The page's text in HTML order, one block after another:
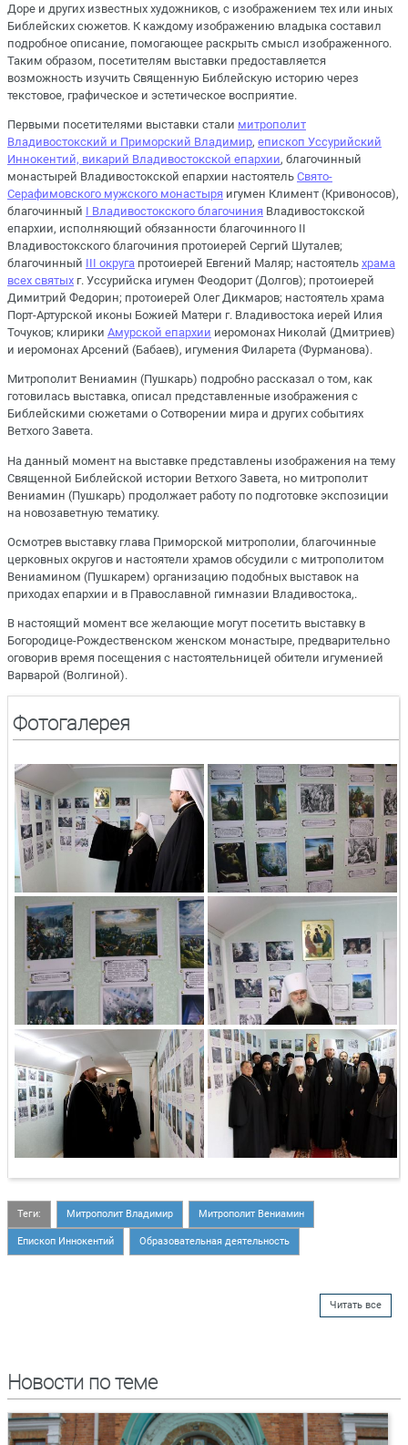
Доре и других известных художников, с изображением тех или иных
Библейских сюжетов. К каждому изображению владыка составил
подробное описание, помогающее раскрыть смысл изображенного.
Таким образом, посетителям выставки предоставляется
возможность изучить Священную Библейскую историю через
текстовое, графическое и эстетическое восприятие.
Первыми посетителями выставки стали митрополит
Владивостокский и Приморский Владимир, епископ Уссурийский
Иннокентий, викарий Владивостокской епархии, благочинный
монастырей Владивостокской епархии настоятель Свято-
Серафимовского мужского монастыря игумен Климент (Кривоносов),
благочинный I Владивостокского благочиния Владивостокской
епархии, исполняющий обязанности благочинного II
Владивостокского благочиния протоиерей Сергий Шуталев;
благочинный III округа протоиерей Евгений Маляр; настоятель храма
всех святых г. Уссурийска игумен Феодорит (Долгов); протоиерей
Димитрий Федорин; протоиерей Олег Дикмаров; настоятель храма
Порт-Артурской иконы Божией Матери г. Владивостока иерей Илия
Точуков; клирики Амурской епархии иеромонах Николай (Дмитриев)
и иеромонах Арсений (Бабаев), игумения Филарета (Фурманова).
Митрополит Вениамин (Пушкарь) подробно рассказал о том, как
готовилась выставка, описал представленные изображения с
Библейскими сюжетами о Сотворении мира и других событиях
Ветхого Завета.
На данный момент на выставке представлены изображения на тему
Священной Библейской истории Ветхого Завета, но митрополит
Вениамин (Пушкарь) продолжает работу по подготовке экспозиции
на новозаветную тематику.
Осмотрев выставку глава Приморской митрополии, благочинные
церковных округов и настоятели храмов обсудили с митрополитом
Вениамином (Пушкарем) организацию подобных выставок на
приходах епархии и в Православной гимназии Владивостока,.
В настоящий момент все желающие могут посетить выставку в
Богородице-Рождественском женском монастыре, предварительно
оговорив время посещения с настоятельницей обители игуменией
Варварой (Волгиной).
Фотогалерея
Теги: Митрополит Владимир Митрополит Вениамин
Епископ Иннокентий Образовательная деятельность
Читать все
Новости по теме